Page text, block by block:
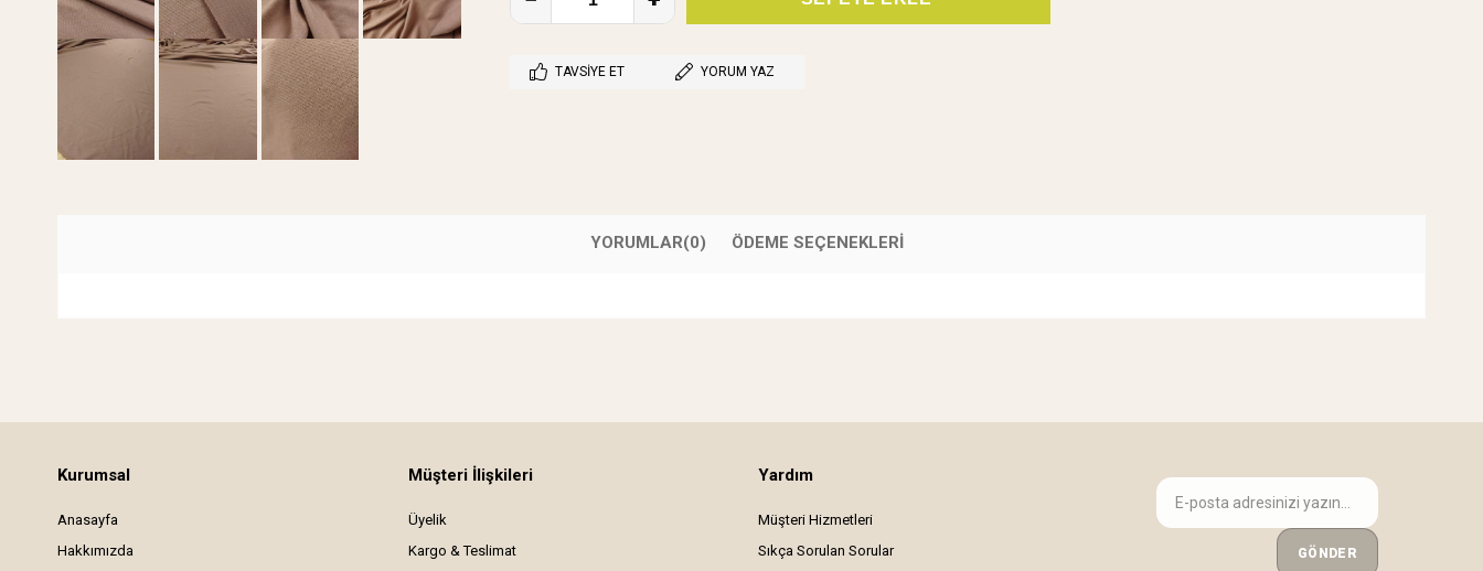
TAVSIYE ET YORUM YAZ
YORUMLAR(0) ÖDEME SEÇENEKLERI
Kurumsal
Anasayfa
Hakkımızda
Müşteri İlişkileri
Üyelik
Kargo & Teslimat
Yardım
Müşteri Hizmetleri
Sıkça Sorulan Sorular
GÖNDER